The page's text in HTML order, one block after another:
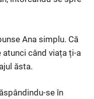
Ana simplu. Că
când viața ți-a
ăsta.
se în